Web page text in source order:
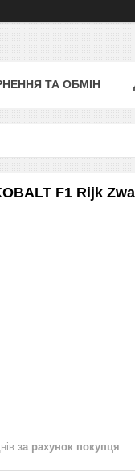
ТА ОБМІН
F1 Rijk
за рахунок покупця